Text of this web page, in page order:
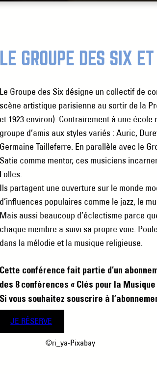
JE RÉSERVE
LE GROUPE DES SIX
Le Groupe des Six désigne un collectif de
scène artistique parisienne au sortir de la
et 1923 environ). Contrairement à une école
groupe d’amis aux styles variés : Auric,
Germaine Tailleferre. En parallèle avec le
Satie comme mentor, ces musiciens
Folles.
Ils partagent une ouverture sur le monde
d’influences populaires comme le jazz, le
Mais aussi beaucoup d’éclectisme parce
chaque membre a suivi sa propre voie.
dans la mélodie et la musique religieuse.
Cette conférence fait partie d’un
des 8 conférences « Clés pour la Musique
Si vous souhaitez souscrire à
©ri_ya-Pixabay